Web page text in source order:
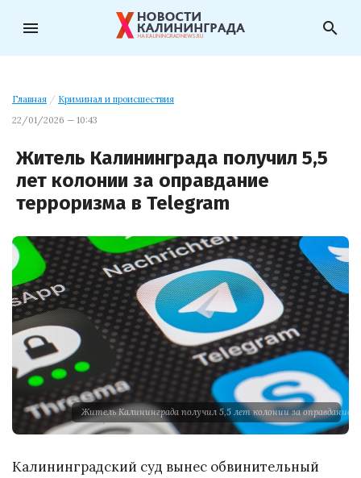
menu search
Главная / Криминал и происшествия
22/01/2026 — 10:43
Житель Калининграда получил 5,5
лет колонии за оправдание
терроризма в Telegram
Житель Калининграда получил 5,5 лет колонии за оправдание
Калининградский суд вынес обвинительный